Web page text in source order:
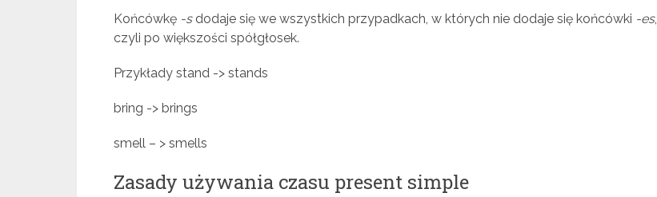
Końcówkę -sdodaje się we wszystkich przypadkach, w których nie dodaje się końcówki -es,
czyli po większości spółgłosek.
Przykłady stand -> stands
bring -> brings
smell – > smells
Zasady używania czasu present simple